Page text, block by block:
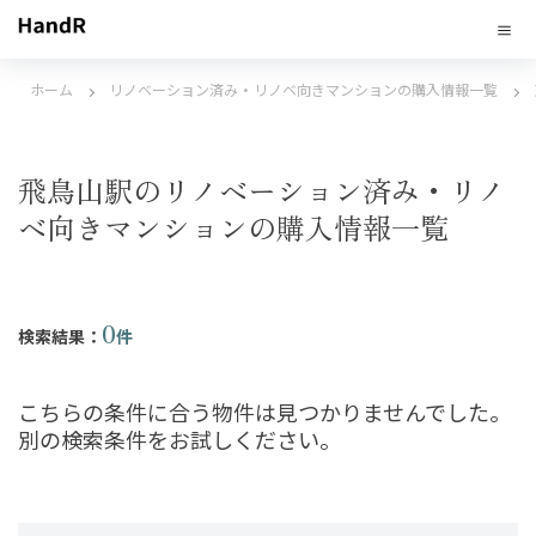
ホーム リノベーション済み・リノベ向きマンションの購入情報一覧
飛鳥山駅のリノベーション済み・リノ
ベ向きマンションの購入情報一覧
検索結果： 0件
こちらの条件に合う物件は見つかりませんでした。
別の検索条件をお試しください。